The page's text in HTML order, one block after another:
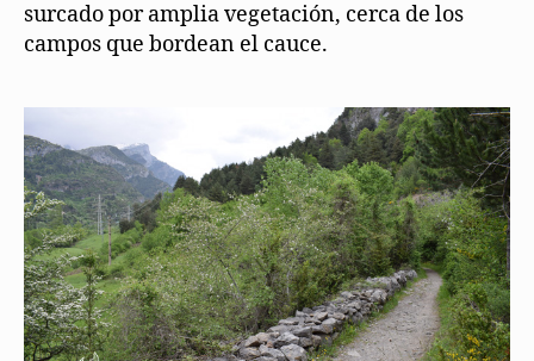
surcado por amplia vegetación, cerca de los
campos que bordean el cauce.